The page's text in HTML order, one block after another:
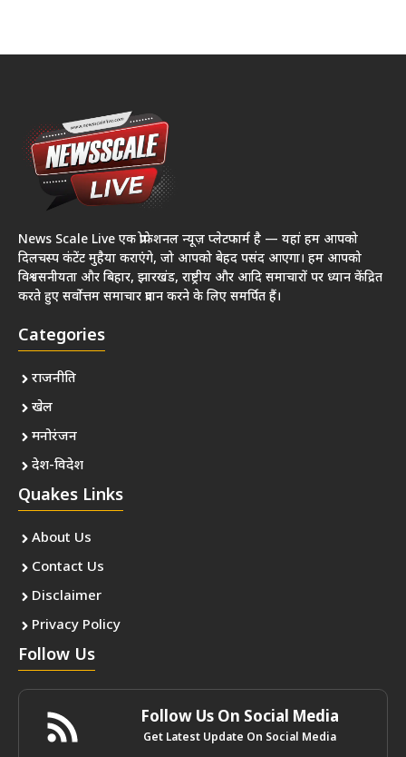
News Scale Live एक प्रोफेशनल न्यूज़ प्लेटफार्म है — यहां हम आपको
दिलचस्प कंटेंट मुहैया कराएंगे, जो आपको बेहद पसंद आएगा। हम आपको
विश्वसनीयता और बिहार, झारखंड, राष्ट्रीय और आदि समाचारों पर ध्यान केंद्रित
करते हुए सर्वोत्तम समाचार प्रदान करने के लिए समर्पित हैं।
Categories
राजनीति
खेल
मनोरंजन
देश-विदेश
Quakes Links
About Us
Contact Us
Disclaimer
Privacy Policy
Follow Us
Follow Us On Social Media
Get Latest Update On Social Media